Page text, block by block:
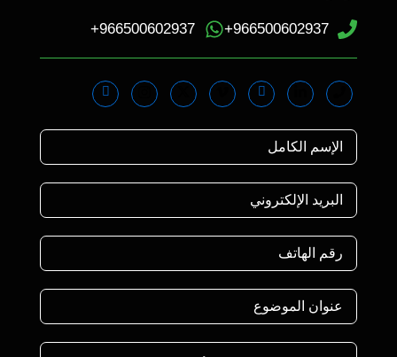
966500602937+
966500602937+